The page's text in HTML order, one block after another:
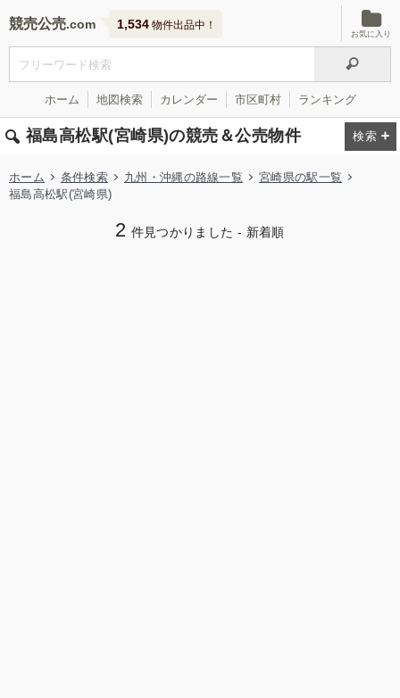
競売公売 1,534 物件出品中！
お気に入り
ホーム 地図検索 カレンダー 市区町村 ランキング
福島高松駅(宮崎県)の競売＆公売物件
ホーム 条件検索 九州・沖縄の路線一覧
宮崎県の駅一覧
福島高松駅(宮崎県)
2 件見つかりました - 新着順